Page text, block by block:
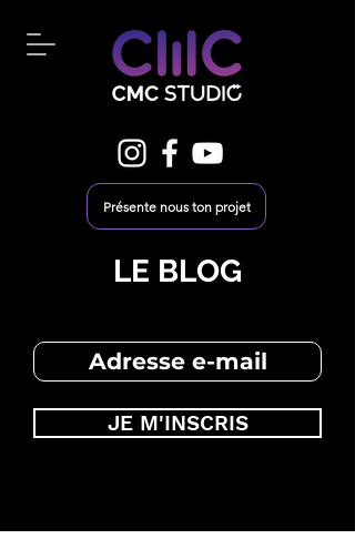
Présente nous ton projet
LE BLOG
JE M'INSCRIS